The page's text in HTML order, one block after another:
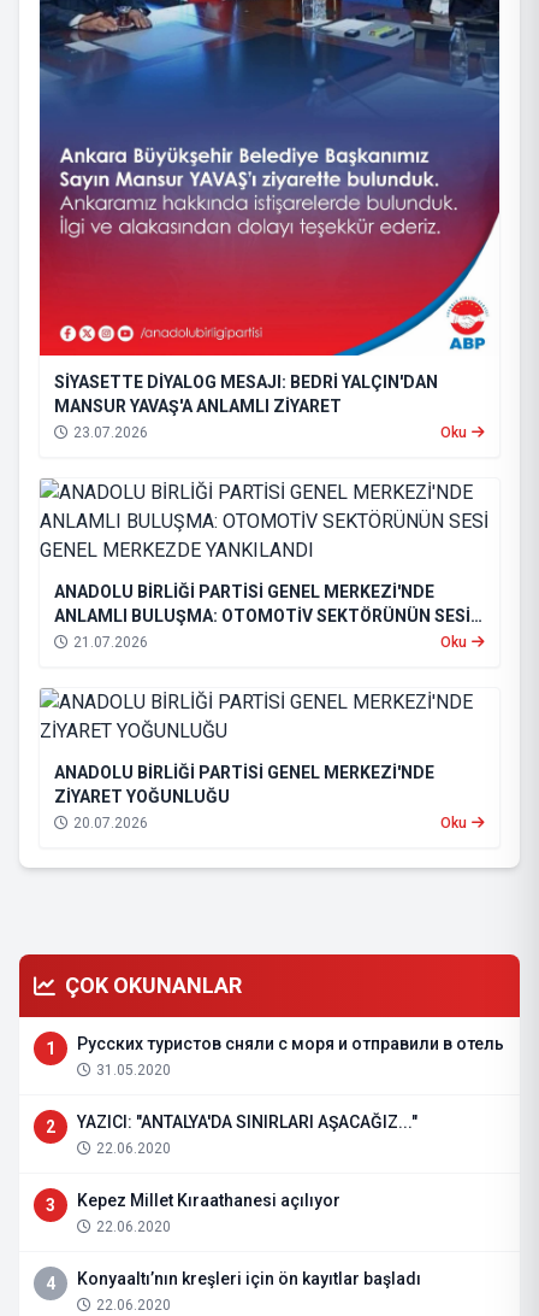
SİYASETTE DİYALOG MESAJI: BEDRİ YALÇIN'DAN
MANSUR YAVAŞ'A ANLAMLI ZİYARET
23.07.2026 Oku
ANADOLU BİRLİĞİ PARTİSİ GENEL MERKEZİ'NDE
ANLAMLI BULUŞMA: OTOMOTİV SEKTÖRÜNÜN SESİ
GENEL MERKEZDE YANKILANDI
21.07.2026 Oku
ANADOLU BİRLİĞİ PARTİSİ GENEL MERKEZİ'NDE
ZİYARET YOĞUNLUĞU
20.07.2026 Oku
ÇOK OKUNANLAR
1 Русских туристов сняли с моря и отправили в отель
31.05.2020
2 YAZICI: "ANTALYA'DA SINIRLARI AŞACAĞIZ..."
22.06.2020
3 Kepez Millet Kıraathanesi açılıyor
22.06.2020
4 Konyaaltı’nın kreşleri için ön kayıtlar başladı
22.06.2020